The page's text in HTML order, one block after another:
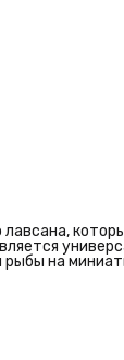
на